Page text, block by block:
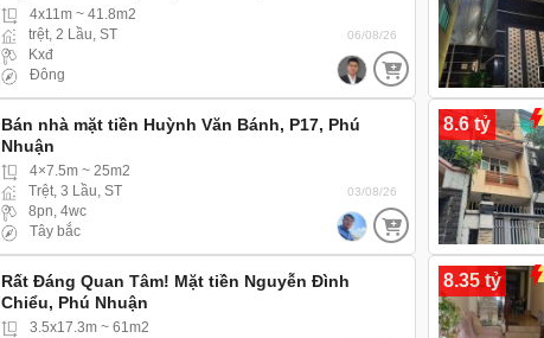
4x11m ~ 41.8m2
trệt, 2 Lầu, ST
Kxđ
Đông
06/08/26
Bán nhà mặt tiền Huỳnh Văn Bánh, P17, Phú
Nhuận
4×7.5m ~ 25m2
Trệt, 3 Lầu, ST
8pn, 4wc
Tây bắc
03/08/26
8.6 tỷ
Rất Đáng Quan Tâm! Mặt tiền Nguyễn Đình
Chiểu, Phú Nhuận
3.5x17.3m ~ 61m2
8.35 tỷ